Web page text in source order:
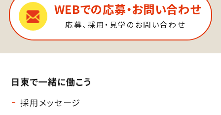
WEBでの応募・お問い合わせ
応募、採用・見学のお問い合わせ
日東で一緒に働こう
採用メッセージ